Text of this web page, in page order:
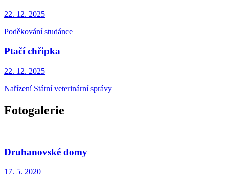
22. 12. 2025
Poděkování studánce
Ptačí chřipka
22. 12. 2025
Nařízení Státní veterinární správy
Fotogalerie
Druhanovské domy
17. 5. 2020